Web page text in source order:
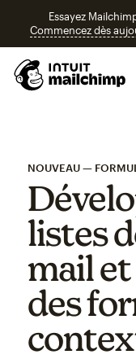
Essayez
Commencez dès
NOUVEAU —
listes
mail et
des